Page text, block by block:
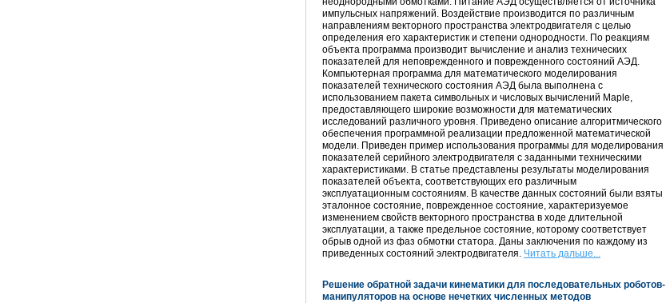
импульсных напряжений. Воздействие производится по различным
направлениям векторного пространства электродвигателя с целью
определения его характеристик и степени однородности. По реакциям
объекта программа производит вычисление и анализ технических
показателей для неповрежденного и поврежденного состояний АЭД.
Компьютерная программа для математического моделирования
показателей технического состояния АЭД была выполнена с
использованием пакета символьных и числовых вычислений Maple,
предоставляющего широкие возможности для математических
исследований различного уровня. Приведено описание алгоритмического
обеспечения программной реализации предложенной математической
модели. Приведен пример использования программы для моделирования
показателей серийного электродвигателя с заданными техническими
характеристиками. В статье представлены результаты моделирования
показателей объекта, соответствующих его различным
эксплуатационным состояниям. В качестве данных состояний были взяты
эталонное состояние, поврежденное состояние, характеризуемое
изменением свойств векторного пространства в ходе длительной
эксплуатации, а также предельное состояние, которому соответствует
обрыв одной из фаз обмотки статора. Даны заключения по каждому из
приведенных состояний электродвигателя. Читать дальше...
Решение обратной задачи кинематики для последовательных роботов-
манипуляторов на основе нечетких численных методов